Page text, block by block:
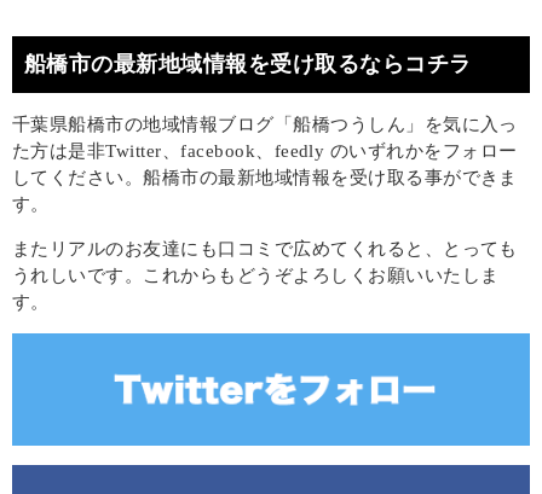
船橋市の最新地域情報を受け取るならコチラ
千葉県船橋市の地域情報ブログ「船橋つうしん」を気に入っ
た方は是非Twitter、facebook、feedly のいずれかをフォロー
してください。船橋市の最新地域情報を受け取る事ができま
す。
またリアルのお友達にも口コミで広めてくれると、とっても
うれしいです。これからもどうぞよろしくお願いいたしま
す。